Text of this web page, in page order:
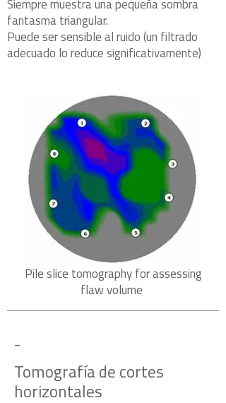
Siempre muestra una pequeña sombra
fantasma triangular.
Puede ser sensible al ruido (un filtrado
adecuado lo reduce significativamente)
Pile slice tomography for assessing
flaw volume
-
Tomografía de cortes
horizontales